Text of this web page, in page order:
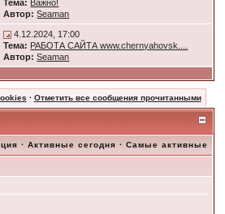
Тема: Важно!
Автор: Seaman
4.12.2024, 17:00
Тема: РАБОТА САЙТА www.chernyahovsk....
Автор: Seaman
· Отметить все сообщения прочитанными
·Активные сегодня ·Самые активные